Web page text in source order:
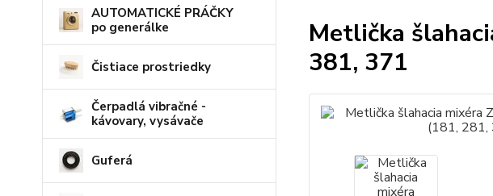
AUTOMATICKÉ PRÁČKY
po generálke
Čistiace prostriedky
Čerpadlá vibračné -
kávovary, vysávače
Guferá
Metlička
381, 371